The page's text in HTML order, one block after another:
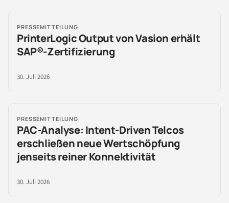
PRESSEMITTEILUNG
PrinterLogic Output von Vasion erhält
SAP®-Zertifizierung
30. Juli 2026
PRESSEMITTEILUNG
PAC-Analyse: Intent-Driven Telcos
erschließen neue Wertschöpfung
jenseits reiner Konnektivität
30. Juli 2026